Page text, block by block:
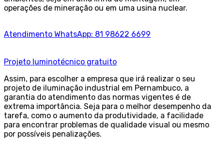
operações de mineração ou em uma usina nuclear.
Atendimento WhatsApp: 81 98622 6699
Projeto luminotécnico gratuito
Assim, para escolher a empresa que irá realizar o seu
projeto de iluminação industrial em Pernambuco, a
garantia do atendimento das normas vigentes é de
extrema importância. Seja para o melhor desempenho da
tarefa, como o aumento da produtividade, a facilidade
para encontrar problemas de qualidade visual ou mesmo
por possíveis penalizações.